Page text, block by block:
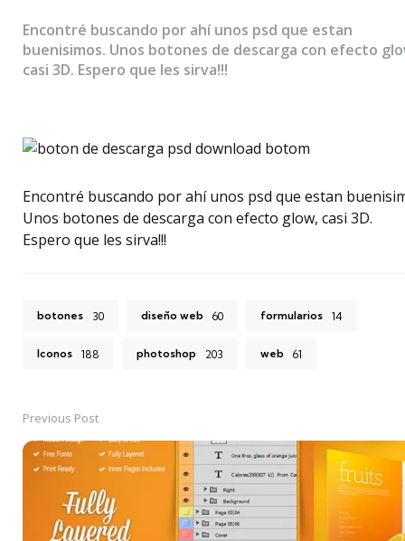
Encontré buscando por ahí unos psd que estan
buenisimos. Unos botones de descarga con efecto
casi 3D. Espero que les sirva!!!
Encontré buscando por ahí unos psd que estan
Unos botones de descarga con efecto glow, casi 3D.
Espero que les sirva!!!
botones 30 diseño web 60 formularios 14
Iconos 188 photoshop 203 web 61
Post
navigation
Previous Post